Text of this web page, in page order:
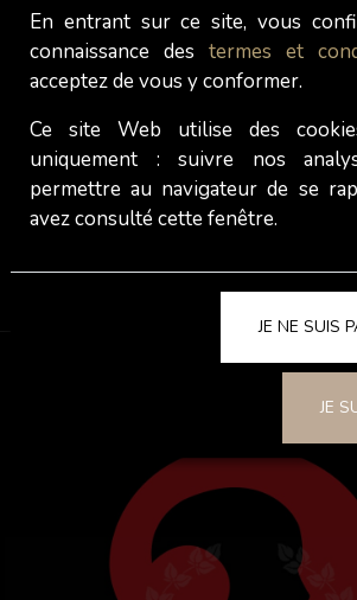
Satisfaction:
Lieu:
Lola est une fille incroyable. Belle,
Elle est très douce avec une touche
Reviewed:
En entrant sur ce site, vous
connaissance des termes et
acceptez de vous y conformer.
Ce site Web utilise des
uniquement : suivre nos
permettre au navigateur de se
avez consulté cette fenêtre.
JE NE SUIS
JE